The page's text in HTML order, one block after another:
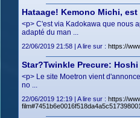
Hataage! Kemono Michi,
<p> C'est via Kadokawa que nous
adapté du man ...
22/06/2019 21:58 | A lire sur : https://
Star?Twinkle Precure:
<p> Le site Moetron vient
no ...
22/06/2019 12:19 | A lire sur : https://